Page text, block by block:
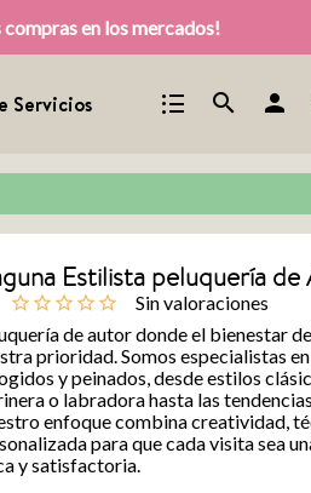
en los mercados!
Servicios format_list_bulleted search person
Estilista peluquería
star_outline star_outline star_outline star_outline star_outline
Sin valoraciones
de autor donde el bienestar
prioridad. Somos especialistas
y peinados, desde estilos
o labradora hasta las
enfoque combina creatividad,
para que cada visita sea
y satisfactoria.